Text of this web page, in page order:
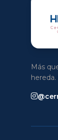
Más
hereda.